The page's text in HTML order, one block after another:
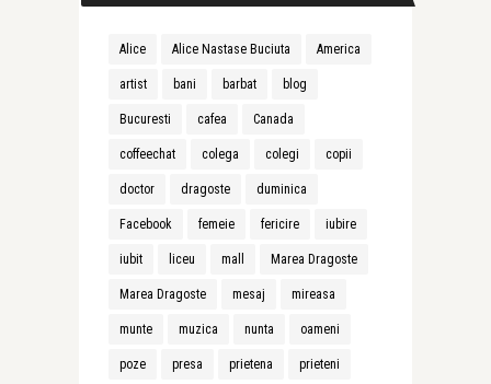
Alice Alice Nastase Buciuta America
artist bani barbat blog
Bucuresti cafea Canada
coffeechat colega colegi copii
doctor dragoste duminica
Facebook femeie fericire iubire
iubit liceu mall Marea Dragoste
Marea Dragoste mesaj mireasa
munte muzica nunta oameni
poze presa prietena prieteni